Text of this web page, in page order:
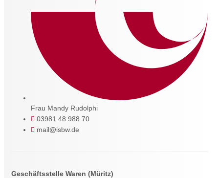
Frau Mandy Rudolphi
03981 48 988 70
mail@isbw.de
Geschäftsstelle Waren (Müritz)